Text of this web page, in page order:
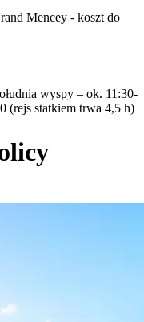
Mencey - koszt do
wyspy – ok. 11:30-
(rejs statkiem trwa 4,5 h)